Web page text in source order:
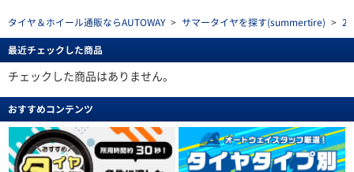
タイヤ＆ホイール通販ならAUTOWAY > サマータイヤを探す(summertire) >
最近チェックした商品
チェックした商品はありません。
おすすめコンテンツ